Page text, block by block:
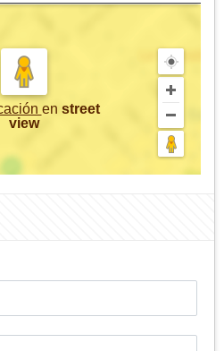
en street
view